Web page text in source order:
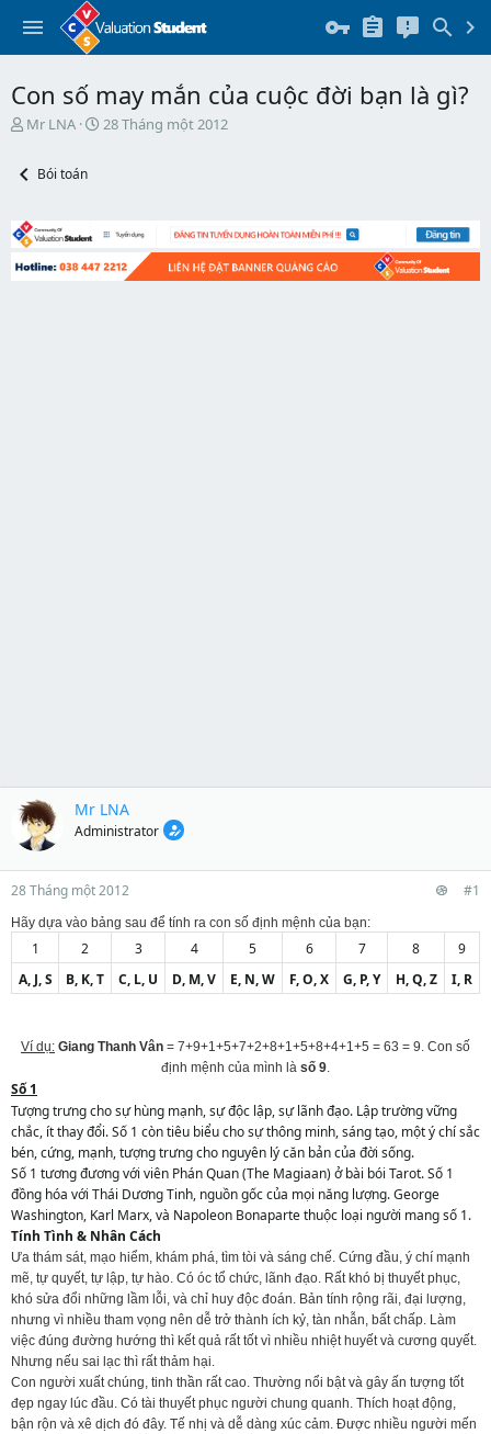
Con số may mắn của cuộc đời bạn là gì?
T
e
d
s
t
Mr LNA
N
t
đ
28 Tháng một 2012
Bói toán
Mr LNA
Administrator
28 Tháng một 2012 #1
Hãy dựa vào bảng sau để tính ra con số định mệnh của bạn:
1 2 3 4 5 6 7 8
9
A, J, S
B, K, T C, L, U D, M, V E, N, W F, O, X G, P, Y H, Q, Z I, R
Ví dụ: Giang Thanh Vân = 7+9+1+5+7+2+8+1+5+8+4+1+5 = 63 = 9. Con số
định mệnh của mình là số 9.
Số 1
Tượng trưng cho sự hùng mạnh, sự độc lập, sự lãnh đạo. Lập trường vững
chắc, ít thay đổi. Số 1 còn tiêu biểu cho sự thông minh, sáng tạo, một ý chí sắc
bén, cứng, mạnh, tượng trưng cho nguyên lý căn bản của đời sống.
Số 1 tương đương với viên Phán Quan (The Magiaan) ở bài bói Tarot. Số 1
đồng hóa với Thái Dương Tinh, nguồn gốc của mọi năng lượng. George
Washington, Karl Marx, và Napoleon Bonaparte thuộc loại người mang số 1.
Tính Tình & Nhân Cách
Ưa thám sát, mạo hiểm, khám phá, tìm tòi và sáng chế. Cứng đầu, ý chí mạnh
mẽ, tự quyết, tự lập, tự hào. Có óc tổ chức, lãnh đạo. Rất khó bị thuyết phục,
khó sửa đổi những lầm lỗi, và chỉ huy độc đoán. Bản tính rộng rãi, đại lượng,
nhưng vì nhiều tham vọng nên dễ trở thành ích kỷ, tàn nhẫn, bất chấp. Làm
việc đúng đường hướng thì kết quả rất tốt vì nhiều nhiệt huyết và cương quyết.
Nhưng nếu sai lạc thì rất thảm hại.
Con người xuất chúng, tinh thần rất cao. Thường nổi bật và gây ấn tượng tốt
đẹp ngay lúc đầu. Có tài thuyết phục người chung quanh. Thích hoạt động,
bận rộn và xê dịch đó đây. Tế nhị và dễ dàng xúc cảm. Được nhiều người mến